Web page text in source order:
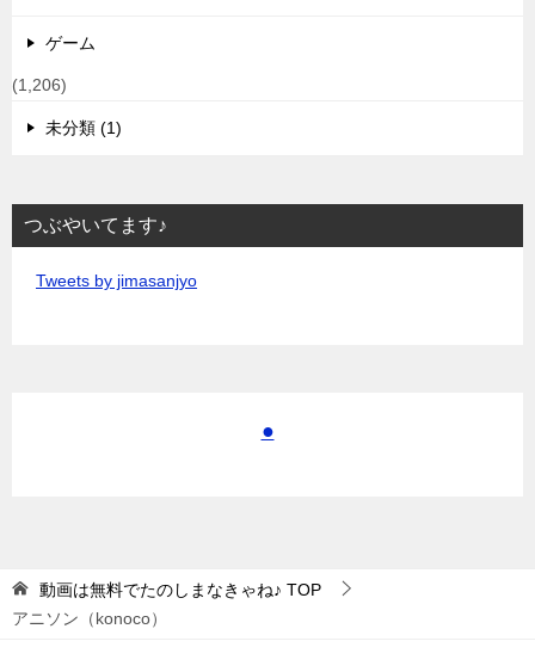
ゲーム
(1,206)
未分類 (1)
つぶやいてます♪
Tweets by jimasanjyo
●
動画は無料でたのしまなきゃね♪ TOP
アニソン（konoco）